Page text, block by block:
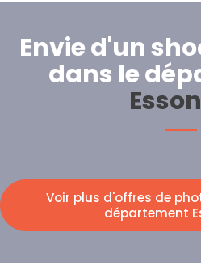
Envie d'un
dans le
Voir plus d'offres de
département